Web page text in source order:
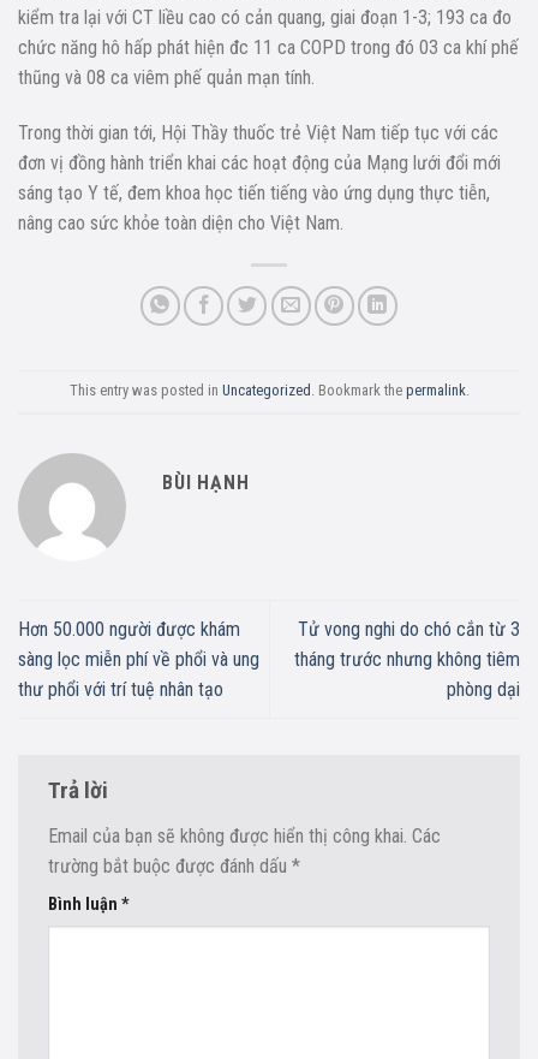
kiểm tra lại với CT liều cao có cản quang, giai đoạn 1-3; 193 ca đo
chức năng hô hấp phát hiện đc 11 ca COPD trong đó 03 ca khí phế
thũng và 08 ca viêm phế quản mạn tính.
Trong thời gian tới, Hội Thầy thuốc trẻ Việt Nam tiếp tục với các
đơn vị đồng hành triển khai các hoạt động của Mạng lưới đổi mới
sáng tạo Y tế, đem khoa học tiến tiếng vào ứng dụng thực tiễn,
nâng cao sức khỏe toàn diện cho Việt Nam.
This entry was posted in Uncategorized . Bookmark the permalink.
BÙI HẠNH
Hơn 50.000 người được khám
sàng lọc miễn phí về phổi và ung
thư phổi với trí tuệ nhân tạo
Tử vong nghi do chó cắn từ 3
tháng trước nhưng không tiêm
phòng dại
Trả lời
Email của bạn sẽ không được hiển thị công khai. Các
trường bắt buộc được đánh dấu *
Bình luận *